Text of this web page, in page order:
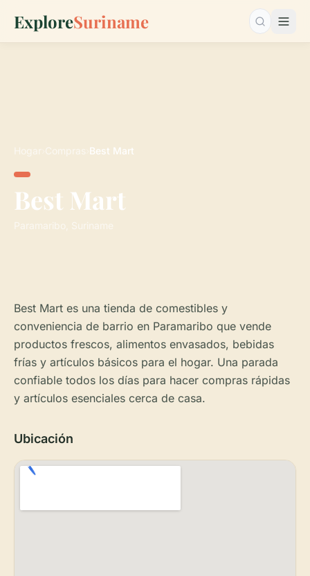
ExploreSuriname Buscar…
Hogar Compras Best Mart
Best Mart
Paramaribo, Suriname
Best Mart es una tienda de comestibles y
conveniencia de barrio en Paramaribo que vende
productos frescos, alimentos envasados, bebidas
frías y artículos básicos para el hogar. Una parada
confiable todos los días para hacer compras rápidas
y artículos esenciales cerca de casa.
Ubicación